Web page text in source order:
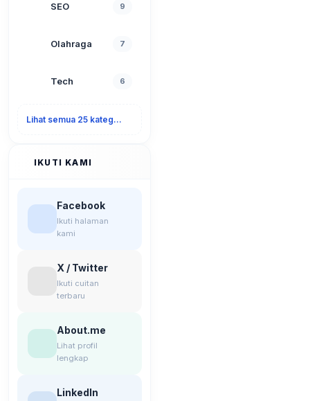
SEO 9
Olahraga 7
Tech 6
Lihat semua 25 kategori
IKUTI KAMI
Facebook
Ikuti halaman
kami
X / Twitter
Ikuti cuitan
terbaru
About.me
Lihat profil
lengkap
LinkedIn